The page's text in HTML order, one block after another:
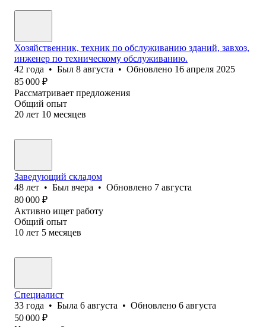
Хозяйственник, техник по обслуживанию зданий, завхоз,
инженер по техническому обслуживанию.
42 года • Был 8 августа • Обновлено 16 апреля 2025
85 000 ₽
Рассматривает предложения
Общий опыт
20 лет 10 месяцев
Заведующий складом
48 лет • Был вчера • Обновлено 7 августа
80 000 ₽
Активно ищет работу
Общий опыт
10 лет 5 месяцев
Специалист
33 года • Была 6 августа • Обновлено 6 августа
50 000 ₽